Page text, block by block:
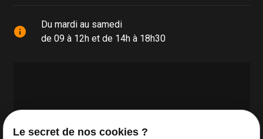
info
Du mardi au samedi
de 09 à 12h et de 14h à 18h30
Le secret de nos cookies ?